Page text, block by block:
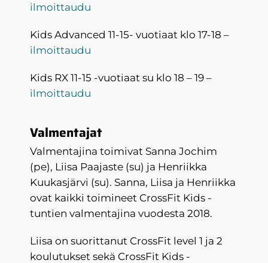
ilmoittaudu
Kids Advanced 11-15- vuotiaat klo 17-18 –
ilmoittaudu
Kids RX 11-15 -vuotiaat su klo 18 – 19 –
ilmoittaudu
Valmentajat
Valmentajina toimivat Sanna Jochim
(pe), Liisa Paajaste (su) ja Henriikka
Kuukasjärvi (su). Sanna, Liisa ja Henriikka
ovat kaikki toimineet CrossFit Kids -
tuntien valmentajina vuodesta 2018.
Liisa on suorittanut CrossFit level 1 ja 2
koulutukset sekä CrossFit Kids -